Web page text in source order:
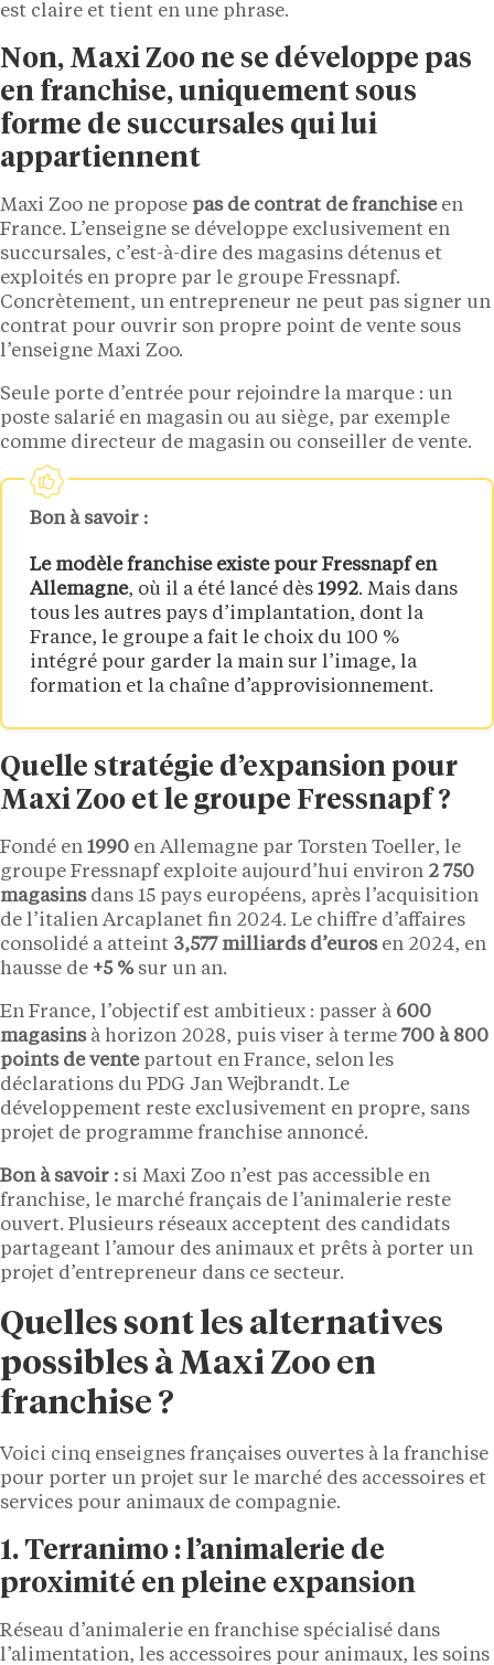
est claire et tient en une phrase.
Non, Maxi Zoo ne se développe pas
en franchise, uniquement sous
forme de succursales qui lui
appartiennent
Maxi Zoo ne propose pas de contrat de franchiseen
France. L’enseigne se développe exclusivement en
succursales, c’est-à-dire des magasins détenus et
exploités en propre par le groupe Fressnapf.
Concrètement, un entrepreneur ne peut pas signer un
contrat pour ouvrir son propre point de vente sous
l’enseigne Maxi Zoo.
Seule porte d’entrée pour rejoindre la marque : un
poste salarié en magasin ou au siège, par exemple
comme directeur de magasin ou conseiller de vente.
Bon à savoir :
Le modèle franchise existe pour Fressnapf en
Allemagne, où il a été lancé dès 1992. Mais dans
tous les autres pays d’implantation, dont la
France, le groupe a fait le choix du 100 %
intégré pour garder la main sur l’image, la
formation et la chaîne d’approvisionnement.
Quelle stratégie d’expansion pour
Maxi Zoo et le groupe Fressnapf ?
Fondé en 1990 en Allemagne par Torsten Toeller, le
groupe Fressnapf exploite aujourd’hui environ 2 750
magasinsdans 15 pays européens, après l’acquisition
de l’italien Arcaplanet fin 2024. Le chiffre d’affaires
consolidé a atteint 3,577 milliards d’eurosen 2024, en
hausse de +5 %sur un an.
En France, l’objectif est ambitieux : passer à 600
magasinsà horizon 2028, puis viser à terme 700 à 800
points de ventepartout en France, selon les
déclarations du PDG Jan Wejbrandt. Le
développement reste exclusivement en propre, sans
projet de programme franchise annoncé.
Bon à savoir : si Maxi Zoo n’est pas accessible en
franchise, le marché français de l’animalerie reste
ouvert. Plusieurs réseaux acceptent des candidats
partageant l’amour des animaux et prêts à porter un
projet d’entrepreneur dans ce secteur.
Quelles sont les alternatives
possibles à Maxi Zoo en
franchise ?
Voici cinq enseignes françaises ouvertes à la franchise
pour porter un projet sur le marché des accessoires et
services pour animaux de compagnie.
1. Terranimo : l’animalerie de
proximité en pleine expansion
Réseau d’animalerie en franchise spécialisé dans
l’alimentation, les accessoires pour animaux, les soins